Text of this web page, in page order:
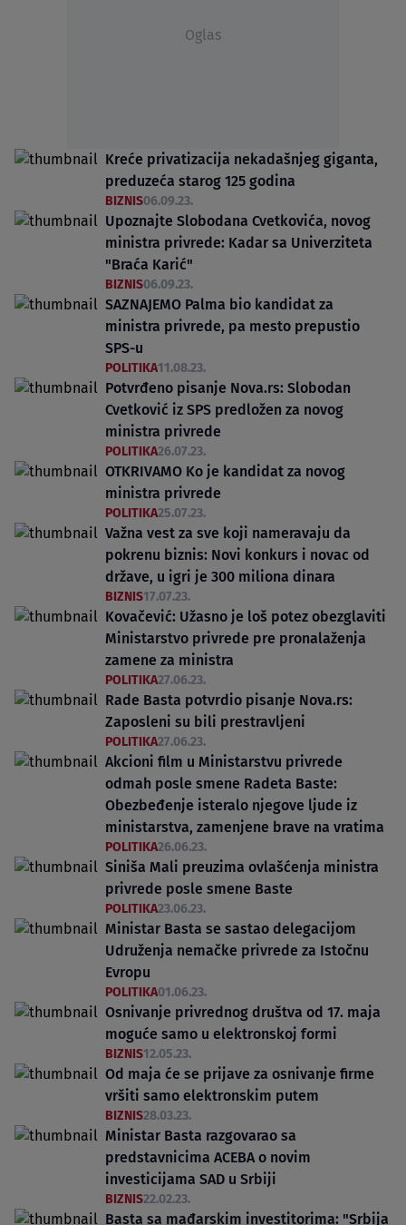
Oglas
Kreće privatizacija nekadašnjeg giganta,
preduzeća starog 125 godina
BIZNIS06.09.23.
Upoznajte Slobodana Cvetkovića, novog
ministra privrede: Kadar sa Univerziteta
"Braća Karić"
BIZNIS06.09.23.
SAZNAJEMO Palma bio kandidat za
ministra privrede, pa mesto prepustio
SPS-u
POLITIKA11.08.23.
Potvrđeno pisanje Nova.rs: Slobodan
Cvetković iz SPS predložen za novog
ministra privrede
POLITIKA26.07.23.
OTKRIVAMO Ko je kandidat za novog
ministra privrede
POLITIKA25.07.23.
Važna vest za sve koji nameravaju da
pokrenu biznis: Novi konkurs i novac od
države, u igri je 300 miliona dinara
BIZNIS17.07.23.
Kovačević: Užasno je loš potez obezglaviti
Ministarstvo privrede pre pronalaženja
zamene za ministra
POLITIKA27.06.23.
Rade Basta potvrdio pisanje Nova.rs:
Zaposleni su bili prestravljeni
POLITIKA27.06.23.
Akcioni film u Ministarstvu privrede
odmah posle smene Radeta Baste:
Obezbeđenje isteralo njegove ljude iz
ministarstva, zamenjene brave na vratima
POLITIKA26.06.23.
Siniša Mali preuzima ovlašćenja ministra
privrede posle smene Baste
POLITIKA23.06.23.
Ministar Basta se sastao delegacijom
Udruženja nemačke privrede za Istočnu
Evropu
POLITIKA01.06.23.
Osnivanje privrednog društva od 17. maja
moguće samo u elektronskoj formi
BIZNIS12.05.23.
Od maja će se prijave za osnivanje firme
vršiti samo elektronskim putem
BIZNIS28.03.23.
Ministar Basta razgovarao sa
predstavnicima ACEBA o novim
investicijama SAD u Srbiji
BIZNIS22.02.23.
Basta sa mađarskim investitorima: "Srbija